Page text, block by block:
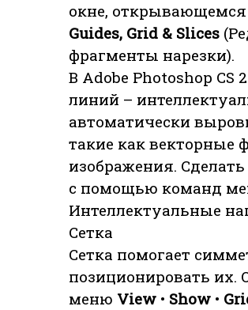
окне,
Guides, Grid & Slices
фрагменты нарезки).
В Adobe Photoshop
линий –
автоматически
такие как
изображения.
с помощью команд
Интеллектуальные
Сетка
Сетка помогает
позиционировать их.
меню View • Show •